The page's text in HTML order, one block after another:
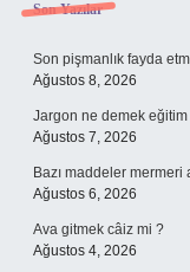
Sidebar
Son Yazılar
Son pişmanlık fayda
Ağustos 8, 2026
Jargon ne demek
Ağustos 7, 2026
Bazı maddeler mermeri
Ağustos 6, 2026
Ava gitmek câiz mi ?
Ağustos 4, 2026